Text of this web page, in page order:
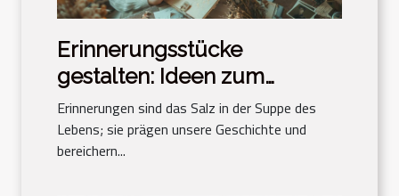
Erinnerungsstücke
gestalten: Ideen zum
Bewahren der Erinnerung
Erinnerungen sind das Salz in der Suppe des
Lebens; sie prägen unsere Geschichte und
bereichern...